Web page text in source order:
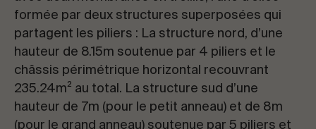
formée par deux structures superposées qui
partagent les piliers : La structure nord, d’une
hauteur de 8.15m soutenue par 4 piliers et le
châssis périmétrique horizontal recouvrant
235.24m² au total. La structure sud d’une
hauteur de 7m (pour le petit anneau) et de 8m
(pour le grand anneau) soutenue par 5 piliers et